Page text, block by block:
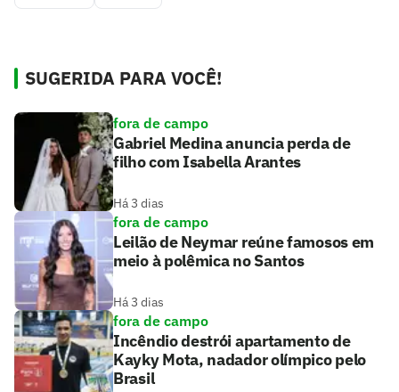
SUGERIDA PARA VOCÊ!
fora de campo
Gabriel Medina anuncia perda de
filho com Isabella Arantes
Há 3 dias
fora de campo
Leilão de Neymar reúne famosos em
meio à polêmica no Santos
Há 3 dias
fora de campo
Incêndio destrói apartamento de
Kayky Mota, nadador olímpico pelo
Brasil